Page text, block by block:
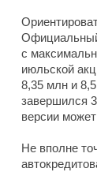
с
июльской
8,35 млн и
завершился
версии
Не вполне